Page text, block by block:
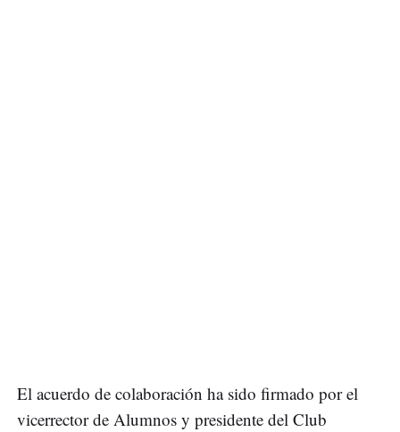
El acuerdo de colaboración ha sido firmado por el
vicerrector de Alumnos y presidente del Club